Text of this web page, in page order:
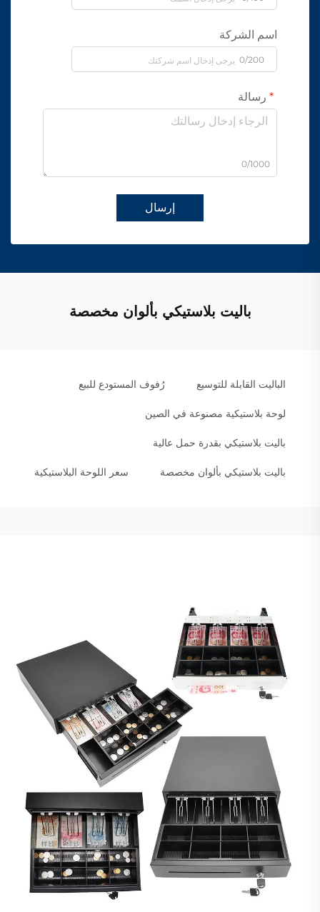
اسم الشركة
0/200
رسالة
0/1000
إرسال
باليت بلاستيكي بألوان مخصصة
الباليت القابلة للتوسيع رُفوف المستودع للبيع
لوحة بلاستيكية مصنوعة في الصين
باليت بلاستيكي بقدرة حمل عالية
باليت بلاستيكي بألوان مخصصة سعر اللوحة البلاستيكية